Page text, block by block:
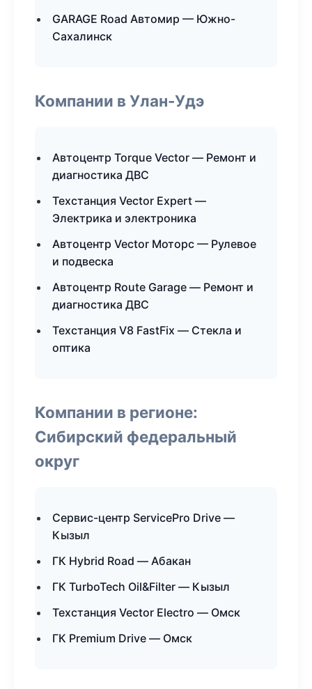
GARAGE Road Автомир — Южно-
Сахалинск
Компании в Улан-Удэ
Автоцентр Torque Vector — Ремонт и
диагностика ДВС
Техстанция Vector Expert —
Электрика и электроника
Автоцентр Vector Моторс — Рулевое
и подвеска
Автоцентр Route Garage — Ремонт и
диагностика ДВС
Техстанция V8 FastFix — Стекла и
оптика
Компании в регионе:
Сибирский федеральный
округ
Сервис-центр ServicePro Drive —
Кызыл
ГК Hybrid Road — Абакан
ГК TurboTech Oil&Filter — Кызыл
Техстанция Vector Electro — Омск
ГК Premium Drive — Омск